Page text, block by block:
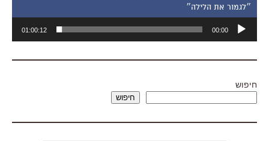
״לגמור את הלילה״
אודיו
00:00
01:00:12
חיפוש
חיפוש